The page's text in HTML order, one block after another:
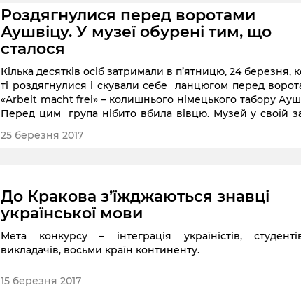
Роздягнулися перед воротами
Аушвіцу. У музеї обурені тим, що
сталося
Кілька десятків осіб затримали в п’ятницю, 24 березня,
ті роздягнулися і скували себе ланцюгом перед
«Arbeit macht frei» – колишнього німецького табору
Перед цим група нібито вбила вівцю. Музей у своїй
демонстраціях.
25 березня 2017
До Кракова з’їжджаються знавці
української мови
Мета конкурсу – інтеграція україністів,
викладачів, восьми країн континенту.
15 березня 2017